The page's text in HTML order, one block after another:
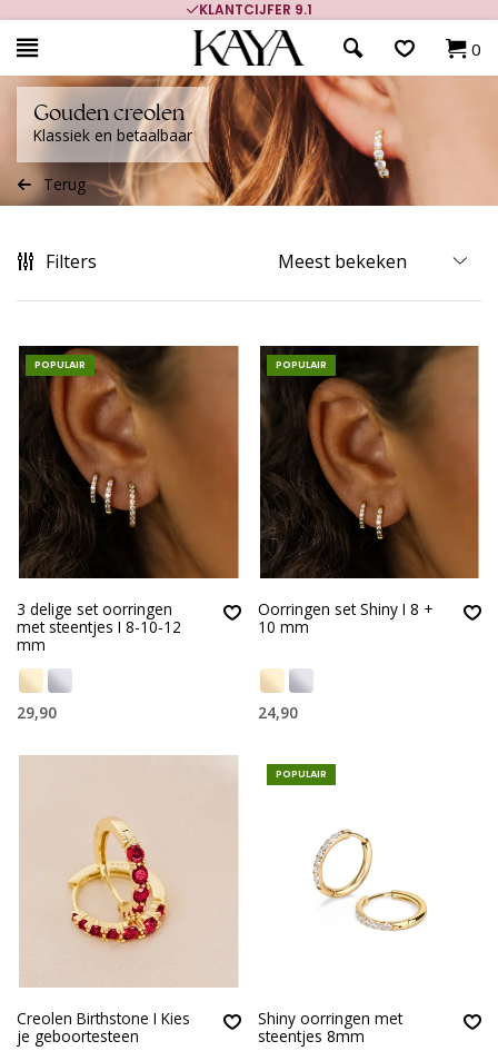
700.000+ TEVREDEN KLANTEN
0
Gouden creolen
Klassiek en betaalbaar
Terug
Filters
POPULAIR
3 delige set oorringen
met steentjes I 8-10-12
mm
29,90
POPULAIR
Oorringen set Shiny I 8 +
10 mm
24,90
Creolen Birthstone I Kies
je geboortesteen
POPULAIR
Shiny oorringen met
steentjes 8mm